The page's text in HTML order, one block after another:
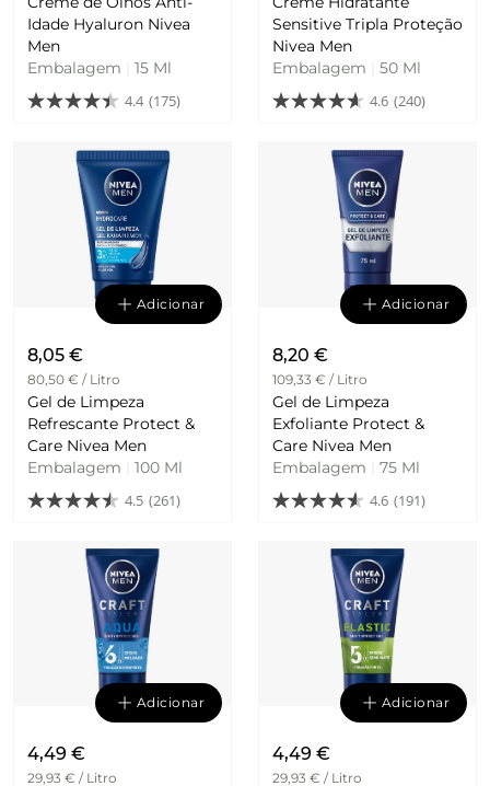
Idade Hyaluron Nivea
Men
Embalagem
15 Ml
4.4 (175)
Sensitive Tripla Proteção
Nivea Men
Embalagem
50 Ml
4.6 (240)
Adicionar
8,05 €
80,50 € / Litro
Gel de Limpeza
Refrescante Protect &
Care Nivea Men
Embalagem
100 Ml
4.5 (261)
Adicionar
8,20 €
109,33 € / Litro
Gel de Limpeza
Exfoliante Protect &
Care Nivea Men
Embalagem
75 Ml
4.6 (191)
Adicionar
4,49 €
29,93 € / Litro
Adicionar
4,49 €
29,93 € / Litro